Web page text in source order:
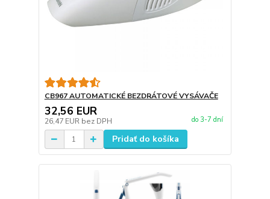
CB967 AUTOMATICKÉ BEZDRÁTOVÉ VYSÁVAČE
32,56 EUR
26,47 EUR bez DPH do 3-7 dní
Pridať do košíka